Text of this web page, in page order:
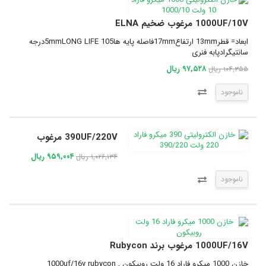
1000UF/10V مرغوب ضخیم ELNA
ابعاد= قطر13mm ارتفاع17mmفاصله پایه ها5mmLONG LIFE 105درجه
سانتیگرادپابه فنری
۱۰۴,۳۵۵ ریال ۹۷,۵۲۸ ریال
ناموجود
390UF/220V مرغوب
۱,۰۲۶,۱۳۴ ریال ۹۵۹,۰۰۴ ریال
ناموجود
1000UF/16V مرغوب برند Rubycon